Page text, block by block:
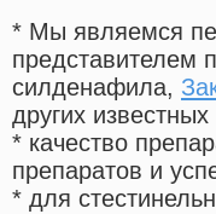
* Мы являемся
представителем
силденафила,
других
* качество
препаратов и
* для